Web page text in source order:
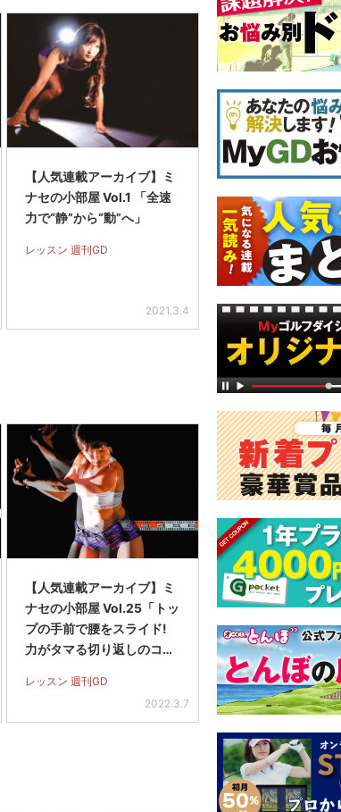
【人気連載アーカイブ】ミ
ナセの小部屋 Vol.1 「全速
力で“静”から“動”へ」
レッスン 週刊GD
2021.3.4
【人気連載アーカイブ】ミ
ナセの小部屋 Vol.25「トッ
プの手前で腰をスライド!
力がタマる切り返しのコ
レッスン 週刊GD
2022.3.7